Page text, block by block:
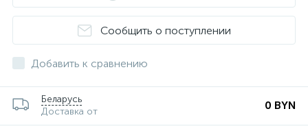
Сообщить о поступлении
Добавить к сравнению
Беларусь
Доставка от
0 BYN